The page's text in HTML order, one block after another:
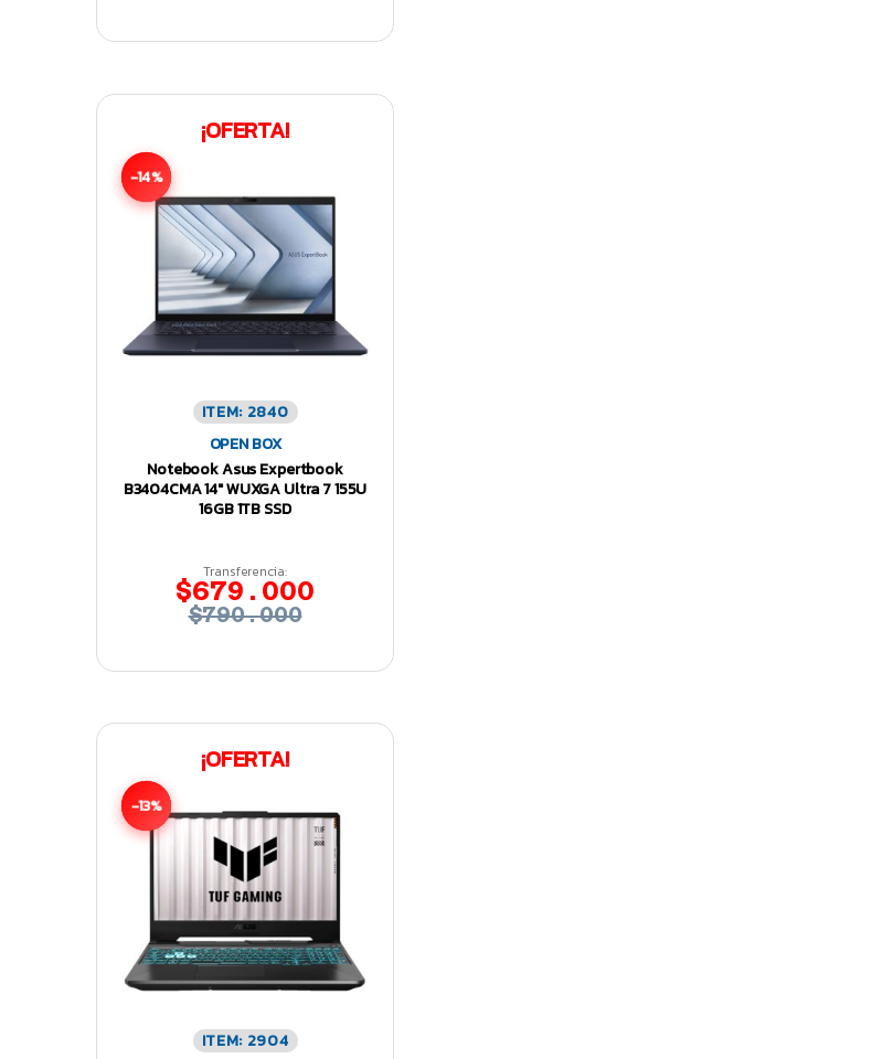
¡OFERTA!
-14%
ITEM: 2840
OPEN BOX
Notebook Asus Expertbook
B3404CMA 14″ WUXGA Ultra 7 155U
16GB 1TB SSD
Transferencia:
$679.000
$790.000
¡OFERTA!
-13%
ITEM: 2904